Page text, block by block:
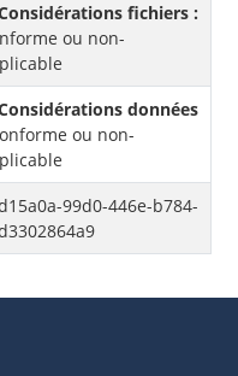
fichiers :
ou non-
données
ou non-
99d0-446e-b784-